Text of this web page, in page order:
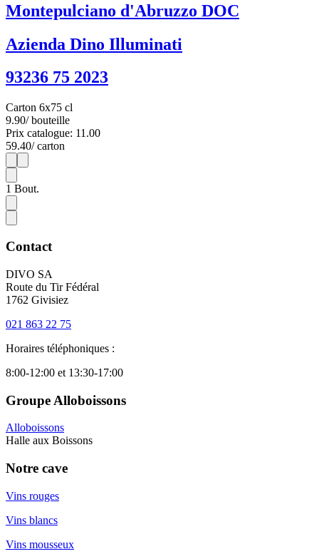
Montepulciano d'Abruzzo DOC
Azienda Dino Illuminati
93236 75 2023
Carton 6x75 cl
9.90/ bouteille
Prix catalogue: 11.00
59.40/ carton
1
1 Bout.
Contact
DIVO SA
Route du Tir Fédéral
1762 Givisiez
021 863 22 75
Horaires téléphoniques :
8:00-12:00 et 13:30-17:00
Groupe Alloboissons
Alloboissons
Halle aux Boissons
Notre cave
Vins rouges
Vins blancs
Vins mousseux